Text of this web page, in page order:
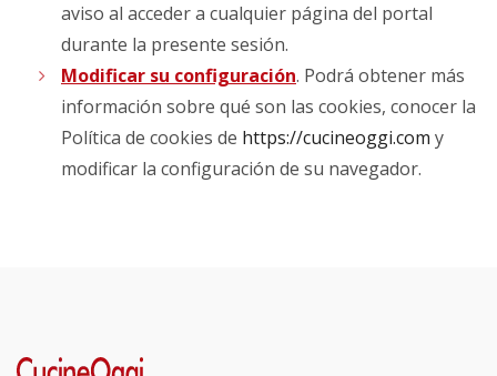
aviso al acceder a cualquier página del portal
durante la presente sesión.
Modificar su configuración. Podrá obtener más
información sobre qué son las cookies, conocer la
Política de cookies de https://cucineoggi.com y
modificar la configuración de su navegador.